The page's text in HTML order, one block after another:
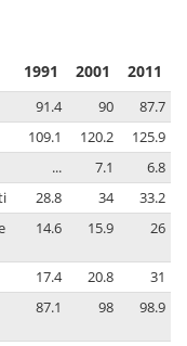
1991 2001 2011
91.4 90
87.7
109.1 120.2
125.9
... 7.1
6.8
28.8 34
33.2
14.6 15.9 26
17.4 20.8
31
87.1 98 98.9